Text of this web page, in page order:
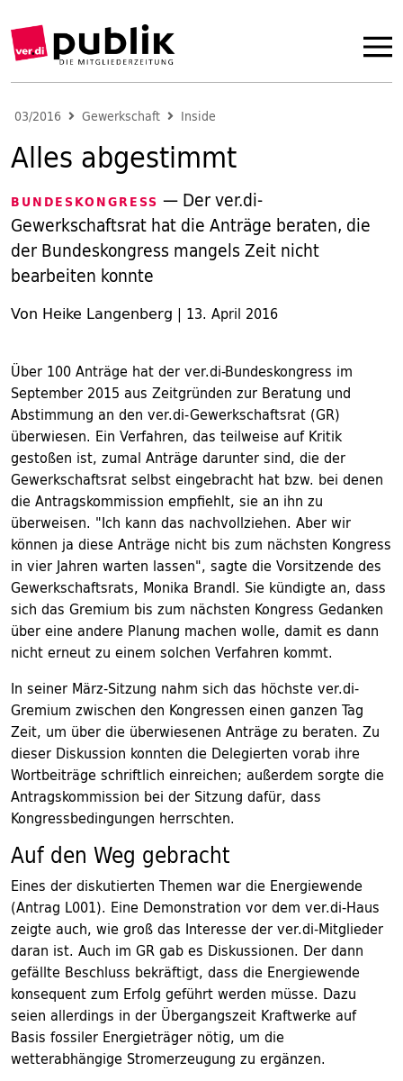
03/2016 Gewerkschaft Inside
Alles abgestimmt
BUNDESKONGRESS — Der ver.di-
Gewerkschaftsrat hat die Anträge beraten, die
der Bundeskongress mangels Zeit nicht
bearbeiten konnte
Von Heike Langenberg | 13. April 2016
Über 100 Anträge hat der ver.di-Bundeskongress im
September 2015 aus Zeitgründen zur Beratung und
Abstimmung an den ver.di-Gewerkschaftsrat (GR)
überwiesen. Ein Verfahren, das teilweise auf Kritik
gestoßen ist, zumal Anträge darunter sind, die der
Gewerkschaftsrat selbst eingebracht hat bzw. bei denen
die Antragskommission empfiehlt, sie an ihn zu
überweisen. "Ich kann das nachvollziehen. Aber wir
können ja diese Anträge nicht bis zum nächsten Kongress
in vier Jahren warten lassen", sagte die Vorsitzende des
Gewerkschaftsrats, Monika Brandl. Sie kündigte an, dass
sich das Gremium bis zum nächsten Kongress Gedanken
über eine andere Planung machen wolle, damit es dann
nicht erneut zu einem solchen Verfahren kommt.
In seiner März-Sitzung nahm sich das höchste ver.di-
Gremium zwischen den Kongressen einen ganzen Tag
Zeit, um über die überwiesenen Anträge zu beraten. Zu
dieser Diskussion konnten die Delegierten vorab ihre
Wortbeiträge schriftlich einreichen; außerdem sorgte die
Antragskommission bei der Sitzung dafür, dass
Kongressbedingungen herrschten.
Auf den Weg gebracht
Eines der diskutierten Themen war die Energiewende
(Antrag L001). Eine Demonstration vor dem ver.di-Haus
zeigte auch, wie groß das Interesse der ver.di-Mitglieder
daran ist. Auch im GR gab es Diskussionen. Der dann
gefällte Beschluss bekräftigt, dass die Energiewende
konsequent zum Erfolg geführt werden müsse. Dazu
seien allerdings in der Übergangszeit Kraftwerke auf
Basis fossiler Energieträger nötig, um die
wetterabhängige Stromerzeugung zu ergänzen.